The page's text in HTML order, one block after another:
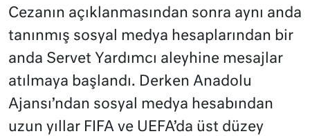
Cezanın açıklanmasından sonra aynı anda
tanınmış sosyal medya hesaplarından bir
anda Servet Yardımcı aleyhine mesajlar
atılmaya başlandı. Derken Anadolu
Ajansı’ndan sosyal medya hesabından
uzun yıllar FIFA ve UEFA’da üst düzey